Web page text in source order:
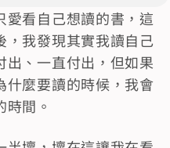
愛看自己想讀的書，這
，我發現其實我讀自己
、一直付出，但如果
什麼要讀的時候，我會
間。